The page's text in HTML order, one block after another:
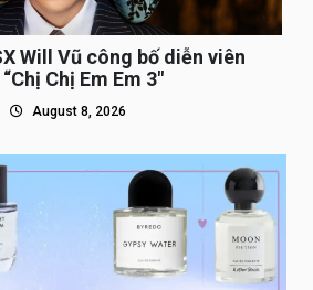
Will Vũ công bố diễn viên
Chị Em Em 3″
August 8, 2026